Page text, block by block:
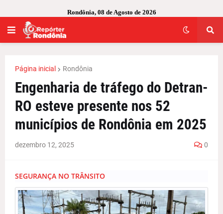
Rondônia, 08 de Agosto de 2026
Página inicial Rondônia
Engenharia de tráfego do Detran-
RO esteve presente nos 52
municípios de Rondônia em 2025
dezembro 12, 2025 0
SEGURANÇA NO TRÂNSITO